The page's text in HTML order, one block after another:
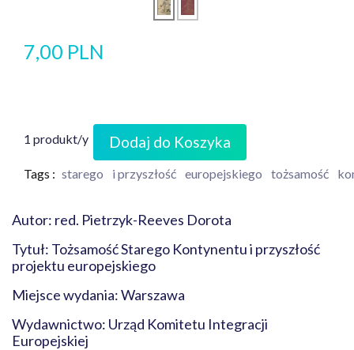
7,00 PLN
1 produkt/y Dodaj do Koszyka
Tags : starego i przyszłość europejskiego tożsamość
Autor: red. Pietrzyk-Reeves Dorota
Tytuł: Tożsamość Starego Kontynentu i przyszłość
projektu europejskiego
Miejsce wydania: Warszawa
Wydawnictwo: Urząd Komitetu Integracji
Europejskiej